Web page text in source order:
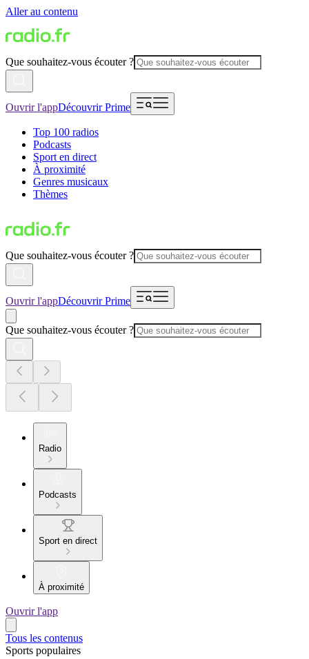
Aller au contenu
Que souhaitez-vous écouter ?
Ouvrir l'appDécouvrir Prime
Top 100 radios
Podcasts
Sport en direct
À proximité
Genres musicaux
Thèmes
Que souhaitez-vous écouter ?
Ouvrir l'appDécouvrir Prime
Que souhaitez-vous écouter ?
Radio
Podcasts
Sport en direct
À proximité
Ouvrir l'app
Tous les contenus
Sports populaires